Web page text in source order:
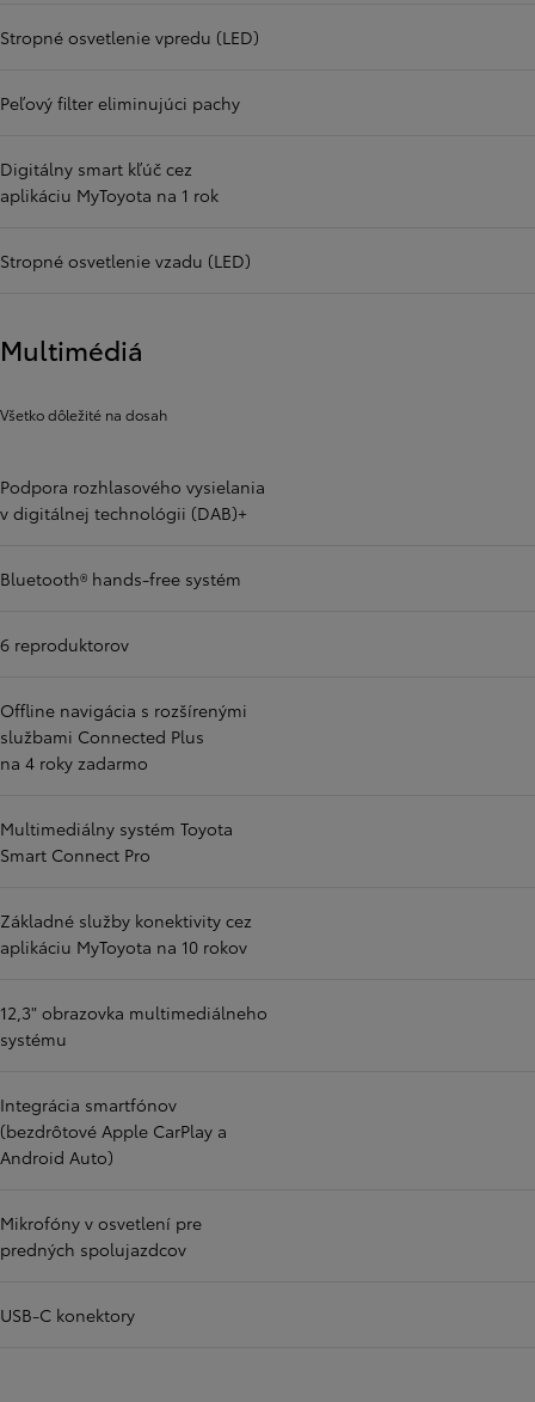
Stropné osvetlenie vpredu (LED)
Peľový filter eliminujúci pachy
Digitálny smart kľúč cez
aplikáciu MyToyota na 1 rok
Stropné osvetlenie vzadu (LED)
Multimédiá
Všetko dôležité na dosah
Podpora rozhlasového vysielania
v digitálnej technológii (DAB)+
Bluetooth® hands-free systém
6 reproduktorov
Offline navigácia s rozšírenými
službami Connected Plus
na 4 roky zadarmo
Multimediálny systém Toyota
Smart Connect Pro
Základné služby konektivity cez
aplikáciu MyToyota na 10 rokov
12,3" obrazovka multimediálneho
systému
Integrácia smartfónov
(bezdrôtové Apple CarPlay a
Android Auto)
Mikrofóny v osvetlení pre
predných spolujazdcov
USB-C konektory